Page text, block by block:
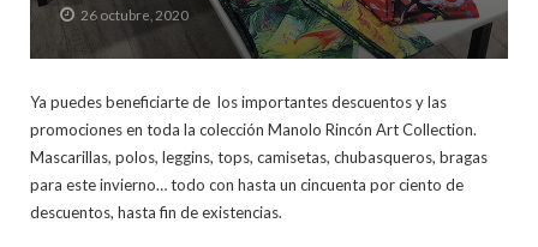
26 octubre, 2020
Ya puedes beneficiarte de los importantes descuentos y las
promociones en toda la colección Manolo Rincón Art Collection.
Mascarillas, polos, leggins, tops, camisetas, chubasqueros, bragas
para este invierno… todo con hasta un cincuenta por ciento de
descuentos, hasta fin de existencias.